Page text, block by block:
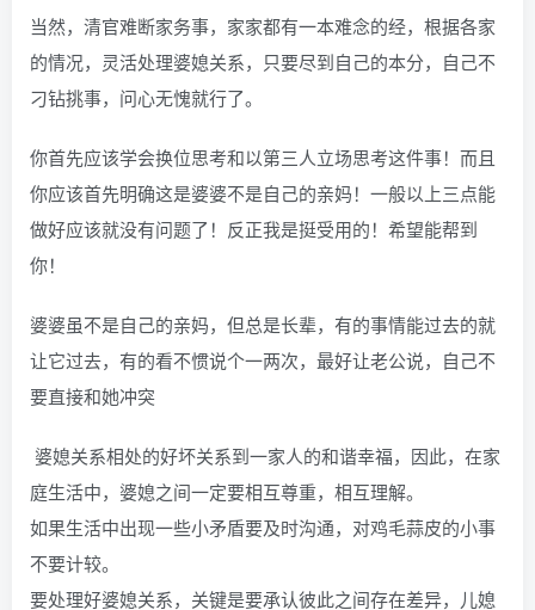
当然，清官难断家务事，家家都有一本难念的经，根据各家
的情况，灵活处理婆媳关系，只要尽到自己的本分，自己不
刁钻挑事，问心无愧就行了。
你首先应该学会换位思考和以第三人立场思考这件事！而且
你应该首先明确这是婆婆不是自己的亲妈！一般以上三点能
做好应该就没有问题了！反正我是挺受用的！希望能帮到
你！
婆婆虽不是自己的亲妈，但总是长辈，有的事情能过去的就
让它过去，有的看不惯说个一两次，最好让老公说，自己不
要直接和她冲突
婆媳关系相处的好坏关系到一家人的和谐幸福，因此，在家
庭生活中，婆媳之间一定要相互尊重，相互理解。
如果生活中出现一些小矛盾要及时沟通，对鸡毛蒜皮的小事
不要计较。
要处理好婆媳关系，关键是要承认彼此之间存在差异，儿媳